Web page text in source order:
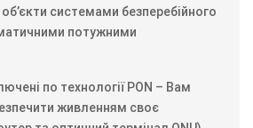
системами безперебійного
потужними
по технології PON – Вам
живленням своє